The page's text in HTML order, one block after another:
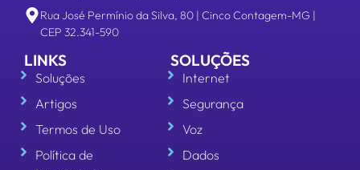
Rua José Permínio da Silva, 80 | Cinco Contagem-MG |
CEP 32.341-590
LINKS
Soluções
Artigos
Termos de Uso
Política de
SOLUÇÕES
Internet
Segurança
Voz
Dados